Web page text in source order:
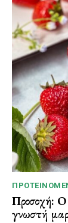
Προσοχή:
γνωστή